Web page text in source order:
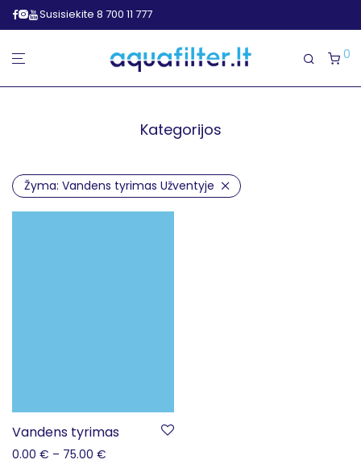
Susisiekite 8 700 11 777
0
Kategorijos
Žyma: Vandens tyrimas Užventyje
Vandens tyrimas
0.00 € – 75.00 €